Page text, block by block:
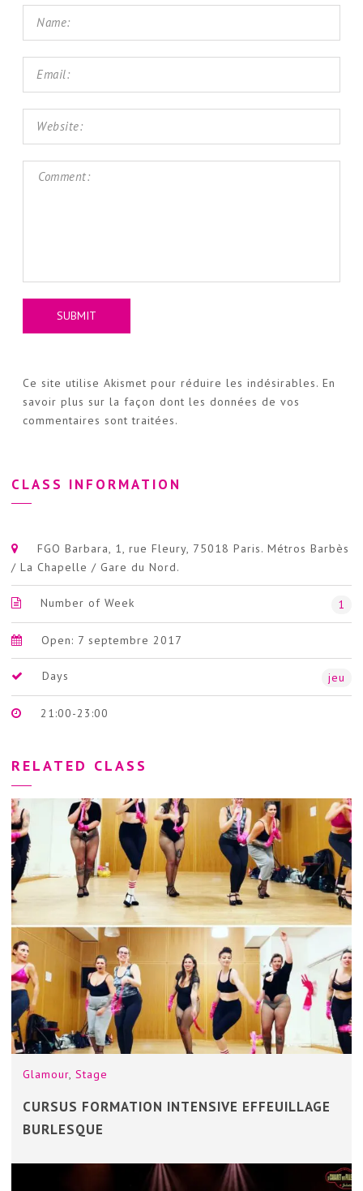
Ce site utilise Akismet pour réduire les indésirables. En
savoir plus sur la façon dont les données de vos
commentaires sont traitées.
CLASS INFORMATION
FGO Barbara, 1, rue Fleury, 75018 Paris. Métros Barbès
/ La Chapelle / Gare du Nord.
Number of Week 1
Open: 7 septembre 2017
Days jeu
21:00-23:00
RELATED CLASS
Glamour, Stage
CURSUS FORMATION INTENSIVE EFFEUILLAGE
BURLESQUE